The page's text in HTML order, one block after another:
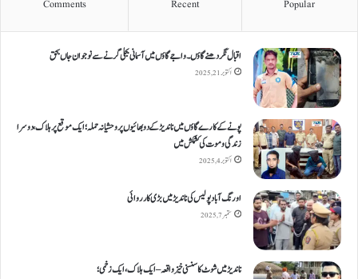
Popular
Recent
Comments
اقبال نگر دھنےگاؤں۔ واجےگاؤں میں آسمانی بجلی گرنے سے نوجوان جاں بحق
اکتوبر 21, 2025
پونے کے کارےگاؤں میں ناندیڑ کے دو بھائیوں پر وحشیانہ حملہ؛ ایک موقع پر ہلاک، دوسرا
زندگی و موت کی کشمکش میں
اکتوبر 4, 2025
اورنگ آباد پولیس کی ناندیڑ میں بڑی کارروائی
ستمبر 7, 2025
ناندیڑ میں شوٹ کا سنسنی خیز واقعہ – ایک ہلاک، ایک زخمی؛